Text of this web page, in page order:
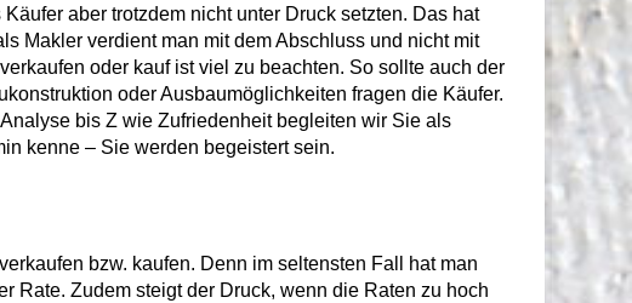
aber trotzdem nicht unter Druck setzten. Das hat
Makler verdient man mit dem Abschluss und nicht mit
oder kauf ist viel zu beachten. So sollte auch der
oder Ausbaumöglichkeiten fragen die Käufer.
bis Z wie Zufriedenheit begleiten wir Sie als
kenne – Sie werden begeistert sein.
bzw. kaufen. Denn im seltensten Fall hat man
Rate. Zudem steigt der Druck, wenn die Raten zu hoch